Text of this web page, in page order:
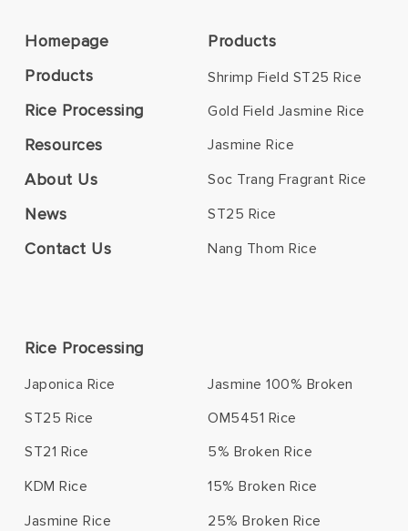
Homepage
Products
Rice Processing
Resources
About Us
News
Contact Us
Products
Shrimp Field ST25 Rice
Gold Field Jasmine Rice
Jasmine Rice
Soc Trang Fragrant Rice
ST25 Rice
Nang Thom Rice
Rice Processing
Japonica Rice
ST25 Rice
ST21 Rice
KDM Rice
Jasmine Rice
Jasmine 100% Broken
OM5451 Rice
5% Broken Rice
15% Broken Rice
25% Broken Rice